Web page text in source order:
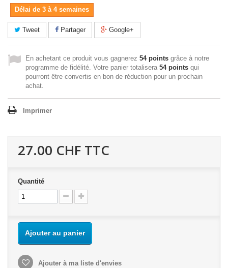
Délai de 3 à 4 semaines
Tweet Partager Google+
En achetant ce produit vous gagnerez 54 points grâce à notre
programme de fidélité. Votre panier totalisera 54 points qui
pourront être convertis en bon de réduction pour un prochain
achat.
Imprimer
27.00 CHF TTC
Quantité
Ajouter au panier
Ajouter à ma liste d'envies